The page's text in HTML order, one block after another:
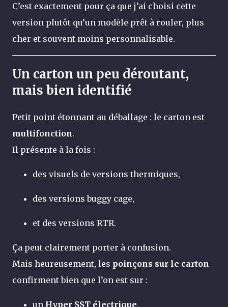
C’est exactement pour ça que j’ai choisi cette
version plutôt qu’un modèle prêt à rouler, plus
cher et souvent moins personnalisable.
Un carton un peu déroutant,
mais bien identifié
Petit point étonnant au déballage : le carton est
multifonction.
Il présente à la fois :
des visuels de versions thermiques,
des versions buggy cage,
et des versions RTR.
Ça peut clairement porter à confusion.
Mais heureusement, les poinçons sur le carton
confirment bien que l’on est sur :
un Hyper SST électrique,